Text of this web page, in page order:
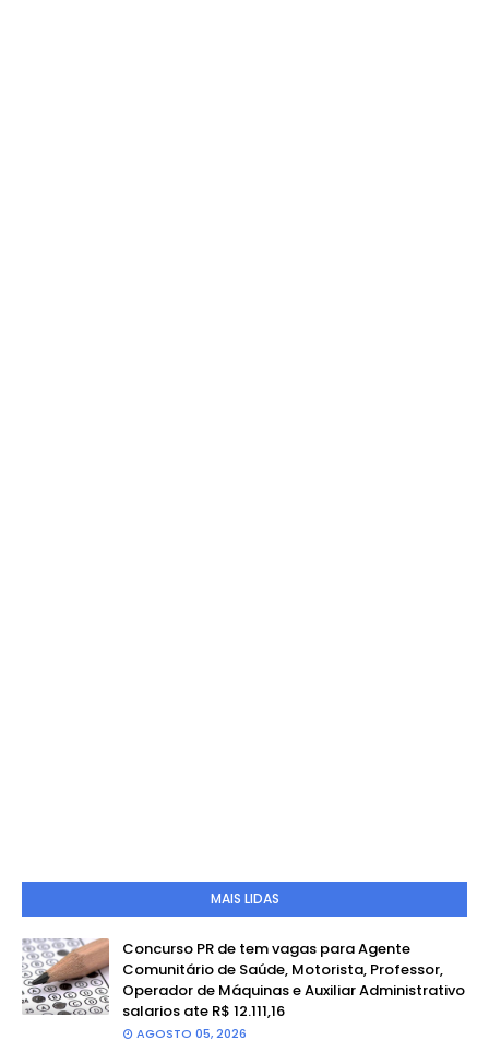
MAIS LIDAS
Concurso PR de tem vagas para Agente
Comunitário de Saúde, Motorista, Professor,
Operador de Máquinas e Auxiliar Administrativo
salarios ate R$ 12.111,16
AGOSTO 05, 2026